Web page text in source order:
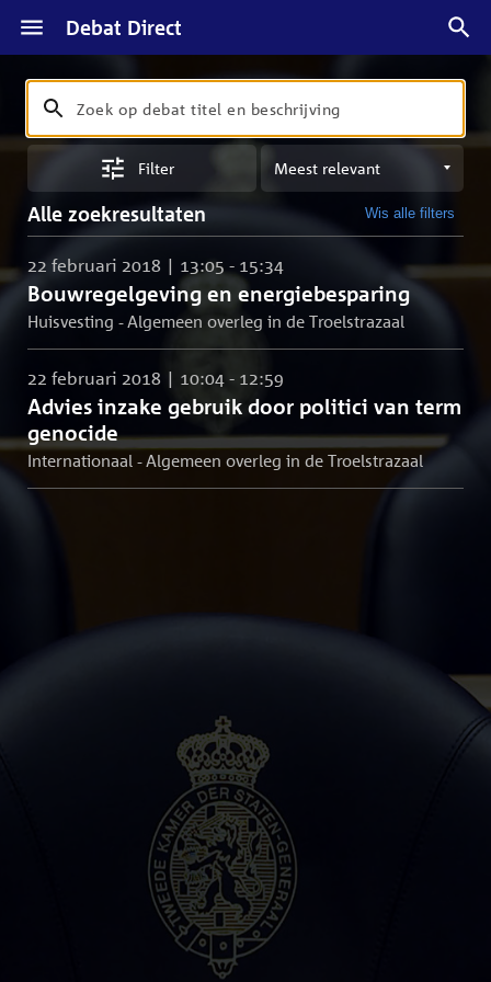
Debat Direct
Zoeken
Zoek
op
en
beschrijving
Filter
Sorteren
op
meest
Alle zoekresultaten Wis alle filters
Bouwregelgeving en energiebesparing
22 februari 2018 | 13:05 - 15:34
Huisvesting - Algemeen overleg in de Troelstrazaal
Advies inzake gebruik door politici van term
genocide
22 februari 2018 | 10:04 - 12:59
Internationaal - Algemeen overleg in de Troelstrazaal